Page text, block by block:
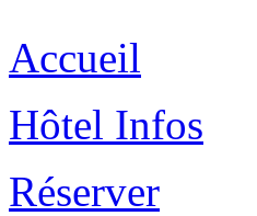
Accueil
Hôtel Infos
Réserver